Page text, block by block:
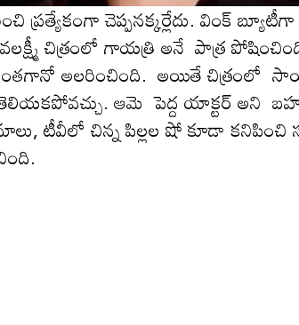
ప్ర‌త్యేకంగా చెప్ప‌న‌క్క‌ర్లేదు. వింక్
చిత్రంలో గాయ‌త్రి అనే పాత్ర
అల‌రించింది. అయితే చిత్రంలో
ఆమె పెద్ద యాక్టర్ అని
టీవీలో చిన్న పిల్లల షో కూడా కనిపించి